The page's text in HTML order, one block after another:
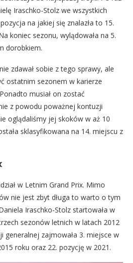
Iraschko-Stolz we wszystkich
na jakiej się znalazła to 15.
koniec sezonu, wylądowała na 5.
dorobkiem.
zdawał sobie z tego sprawy, ale
ostatnim sezonem w karierze
musiał on zostać
z powodu poważnej kontuzji
oglądaliśmy jej skoków w aż 10
sklasyfikowana na 14. miejscu z
w Letnim Grand Prix. Mimo
nie jest zbyt długa to warto o tym
Iraschko-Stolz startowała w
sezonów letnich w latach 2012
generalnej zajmowała 3. miejsce w
roku oraz 22. pozycję w 2021.